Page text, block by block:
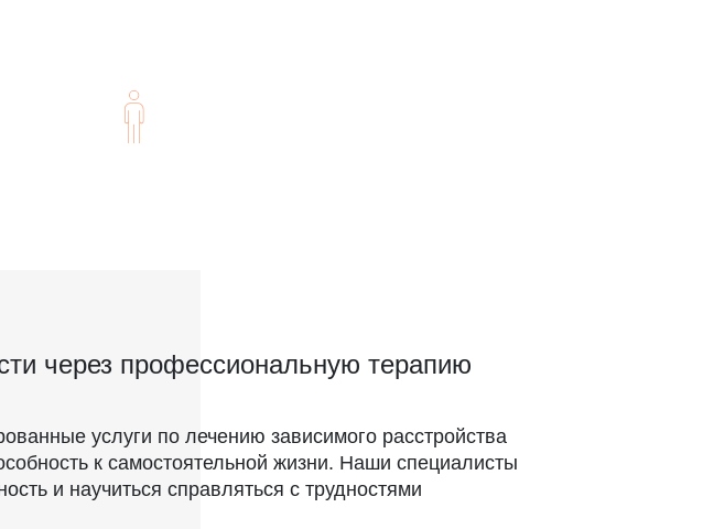
через профессиональную терапию
услуги по лечению зависимого расстройства
к самостоятельной жизни. Наши специалисты
и научиться справляться с трудностями